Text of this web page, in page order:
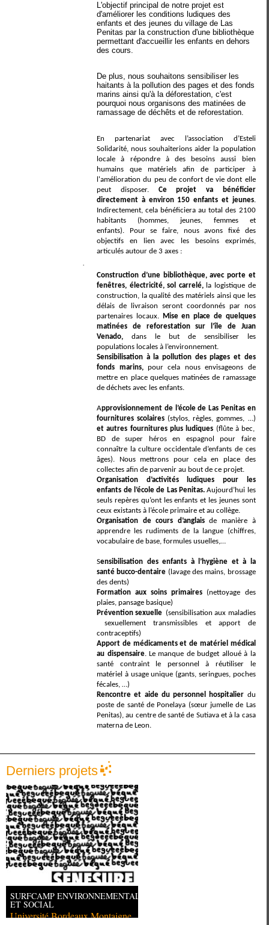
L'objectif principal de notre projet est
d'améliorer les conditions ludiques des
enfants et des jeunes du village de Las
Penitas par la construction d'une bibliothèque
permettant d'accueillir les enfants en dehors
des cours.
De plus, nous souhaitons sensibiliser les
haitants à la pollution des pages et des fonds
marins ainsi qu'à la déforestation, c'est
pourquoi nous organisons des matinées de
ramassage de déchêts et de reforestation.
En partenariat avec l’association d’Esteli
Solidarité, nous souhaiterions aider la population
locale à répondre à des besoins aussi bien
humains que matériels afin de participer à
l'amélioration du peu de confort de vie dont elle
peut disposer. Ce projet va bénéficier
directement à environ 150 enfants et jeunes.
Indirectement, cela bénéficiera au total des 2100
habitants (hommes, jeunes, femmes et
enfants). Pour se faire, nous avons fixé des
objectifs en lien avec les besoins exprimés,
articulés autour de 3 axes :
·
Construction d’une bibliothèque, avec porte et
fenêtres, électricité, sol carrelé,
la logistique de
construction, la qualité des matériels ainsi que les
délais de livraison seront coordonnés par nos
partenaires locaux.
Mise en place de quelques
matinées de reforestation sur l’île de Juan
Venado,dans le but de sensibiliser les
populations locales à l’environnement.
Sensibilisation à la pollution des plages et des
fonds marins, pour cela nous envisageons de
mettre en place quelques matinées de ramassage
de déchets avec les enfants.
Approvisionnement de l’école de Las Penitas en
fournitures scolaires (stylos, règles, gommes, …)
et autres fournitures plus ludiques (flûte à bec,
BD de super héros en espagnol pour faire
connaître la culture occidentale d’enfants de ces
âges). Nous mettrons pour cela en place des
collectes afin de parvenir au bout de ce projet.
Organisation d’activités ludiques pour les
enfants de l’école de Las Penitas.Aujourd’hui les
seuls repères qu’ont les enfants et les jeunes sont
ceux existants à l’école primaire et au collège.
Organisation de cours d’anglaisde manière à
apprendre les rudiments de la langue (chiffres,
vocabulaire de base, formules usuelles,…
Sensibilisation des enfants à l’hygiène et à la
santé bucco-dentaire (lavage des mains, brossage
des dents)
Formation aux soins primaires (nettoyage des
plaies, pansage basique)
Prévention sexuelle (sensibilisation aux maladies
sexuellement transmissibles et apport de
contraceptifs)
Apport de médicaments et de matériel médical
au dispensaire. Le manque de budget alloué à la
santé contraint le personnel à réutiliser le
matériel à usage unique (gants, seringues, poches
fécales, …)
Rencontre et aide du personnel hospitalier du
poste de santé de Ponelaya (sœur jumelle de Las
Penitas), au centre de santé de Sutiava et à la casa
materna de Leon.
Derniers projets
SURFCAMP ENVIRONNEMENTAL
ET SOCIAL
Université Bordeaux Montaigne